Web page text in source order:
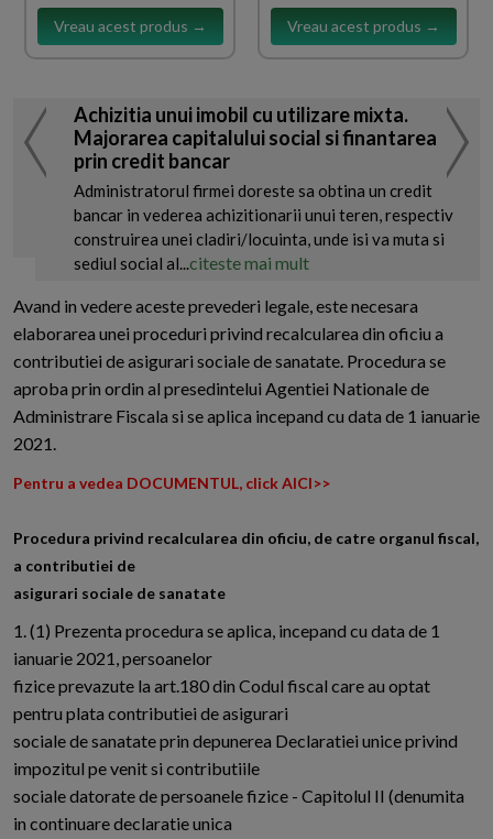
Vreau acest produs → Vreau acest produs →
Achizitia unui imobil cu utilizare mixta.
Majorarea capitalului social si finantarea
prin credit bancar
Administratorul firmei doreste sa obtina un credit
bancar in vederea achizitionarii unui teren, respectiv
construirea unei cladiri/locuinta, unde isi va muta si
sediul social al...citeste mai mult
Avand in vedere aceste prevederi legale, este necesara
elaborarea unei proceduri privind recalcularea din oficiu a
contributiei de asigurari sociale de sanatate. Procedura se
aproba prin ordin al presedintelui Agentiei Nationale de
Administrare Fiscala si se aplica incepand cu data de 1 ianuarie
2021.
Pentru a vedea DOCUMENTUL, click AICI>>
Procedura privind recalcularea din oficiu, de catre organul fiscal,
a contributiei de
asigurari sociale de sanatate
1. (1) Prezenta procedura se aplica, incepand cu data de 1
ianuarie 2021, persoanelor
fizice prevazute la art.180 din Codul fiscal care au optat
pentru plata contributiei de asigurari
sociale de sanatate prin depunerea Declaratiei unice privind
impozitul pe venit si contributiile
sociale datorate de persoanele fizice - Capitolul II (denumita
in continuare declaratie unica